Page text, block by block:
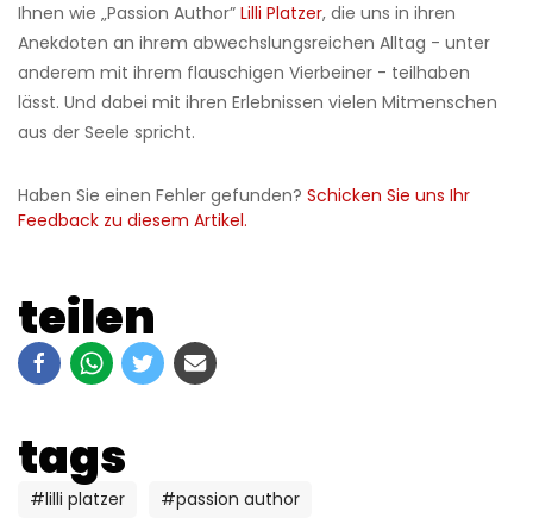
Ihnen wie „Passion Author” Lilli Platzer, die uns in ihren
Anekdoten an ihrem abwechslungsreichen Alltag - unter
anderem mit ihrem flauschigen Vierbeiner - teilhaben
lässt. Und dabei mit ihren Erlebnissen vielen Mitmenschen
aus der Seele spricht.
Haben Sie einen Fehler gefunden? Schicken Sie uns Ihr
Feedback zu diesem Artikel.
teilen
tags
#lilli platzer #passion author